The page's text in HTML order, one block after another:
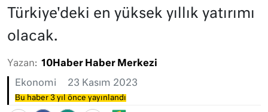
Türkiye'deki en yüksek yıllık yatırımı
olacak.
Yazan: 10Haber Haber Merkezi
Ekonomi 23 Kasım 2023
Bu haber 3 yıl önce yayınlandı